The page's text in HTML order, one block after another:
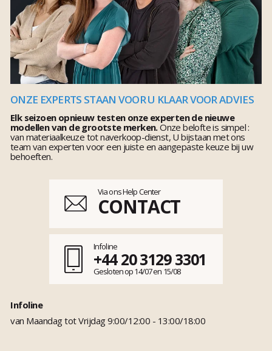
ONZE EXPERTS STAAN VOOR U KLAAR VOOR ADVIES
Elk seizoen opnieuw testen onze experten de nieuwe
modellen van de grootste merken.Onze belofte is simpel :
van materiaalkeuze tot naverkoop-dienst, U bijstaan met ons
team van experten voor een juiste en aangepaste keuze bij uw
behoeften.
Via ons Help Center
CONTACT
Infoline
+44 20 3129 3301
Gesloten op 14/07 en 15/08
Infoline
van Maandag tot Vrijdag 9:00/12:00 - 13:00/18:00